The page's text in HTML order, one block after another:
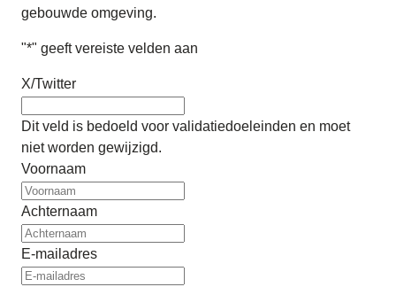
gebouwde omgeving.
"*" geeft vereiste velden aan
X/Twitter
Dit veld is bedoeld voor validatiedoeleinden en moet
niet worden gewijzigd.
Voornaam
Achternaam
E-mailadres